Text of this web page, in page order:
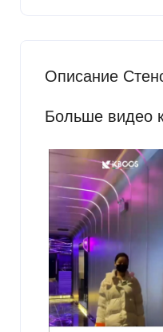
Описание
Больше видео